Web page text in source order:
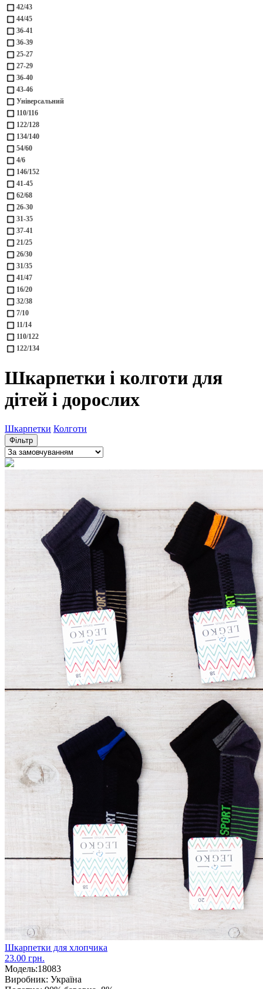
42/43
44/45
36-41
36-39
25-27
27-29
36-40
43-46
Універсальний
110/116
122/128
134/140
54/60
4/6
146/152
41-45
62/68
26-30
31-35
37-41
21/25
26/30
31/35
41/47
16/20
32/38
7/10
11/14
110/122
122/134
Шкарпетки і колготи для
дітей і дорослих
Шкарпетки Колготи
Фільтр
Шкарпетки для хлопчика
23.00 грн.
Модель:18083
Виробник: Україна